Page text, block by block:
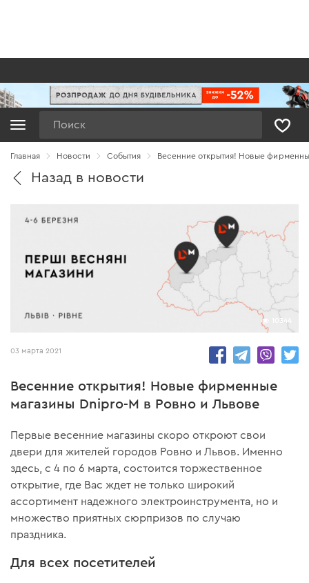
Главная Новости Cобытия Весенние открытия! Новые
Назад в новости
10344
03 марта 2021
Весенние открытия! Новые фирменные
магазины Dnipro-M в Ровно и Львове
Первые весенние магазины скоро откроют свои
двери для жителей городов Ровно и Львов. Именно
здесь, с 4 по 6 марта, состоится торжественное
открытие, где Вас ждет не только широкий
ассортимент надежного электроинструмента, но и
множество приятных сюрпризов по случаю
праздника.
Для всех посетителей